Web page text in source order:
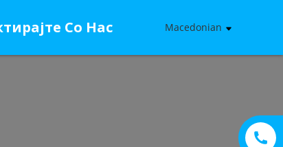
Со Нас Macedonian